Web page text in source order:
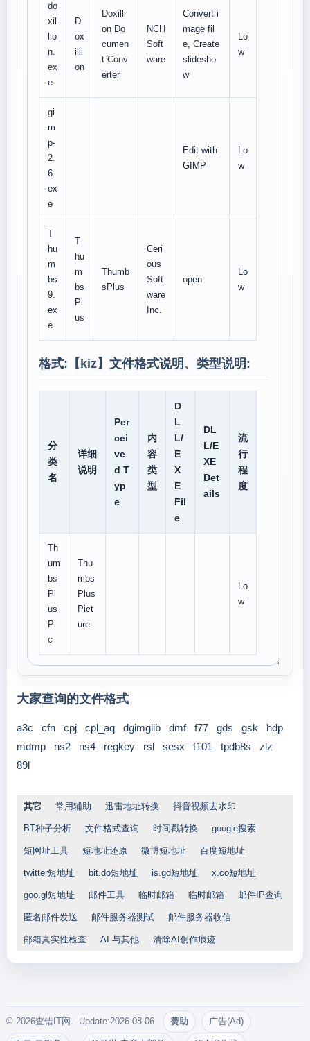
do
xil
lio
n.
ex
e
D
ox
illi
on
Doxilli
on Do
cumen
t Conv
erter
NCH
Soft
ware
Convert i
mage fil
e, Create
slidesho
w
Lo
w
gi
m
p-
2.
6.
ex
e
Edit with
GIMP
Lo
w
T
hu
m
bs
9.
ex
e
T
hu
m
bs
Pl
us
Thumb
sPlus
Ceri
ous
Soft
ware
Inc.
open
Lo
w
格式:【 kiz】文件格式说明、类型说明:
分
类
名
详细
说明
Per
cei
ve
d T
yp
e
内
容
类
型
D
L
L/
E
X
E
Fil
e
DL
L/E
XE
Det
ails
流
行
程
度
Th
um
bs
Pl
us
Pi
c
Thu
mbs
Plus
Pict
ure
Lo
w
大家查询的文件格式
a3c cfn cpj cpl_aq dgimglib dmf f77 gds gsk
hdp
mdmp
ns2 ns4 regkey rsl sesx t101 tpdb8s
zlz
89l
其它 常用辅助 迅雷地址转换 抖音视频去水印
BT种子分析 文件格式查询 时间戳转换 google搜索
短网址工具 短地址还原 微博短地址 百度短地址
twitter短地址 bit.do短地址 is.gd短地址 x.co短地址
goo.gl短地址 邮件工具 临时邮箱 临时邮箱 邮件IP查询
匿名邮件发送 邮件服务器测试 邮件服务器收信
邮箱真实性检查 AI 与其他 清除AI创作痕迹
© 2026查错IT网. Update:2026-08-06 赞助 广告(Ad)